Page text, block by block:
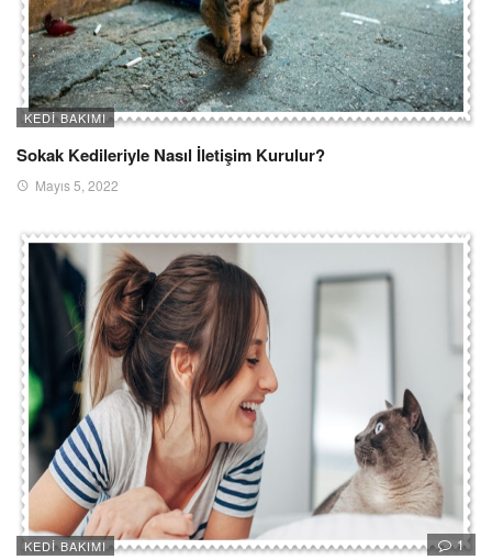
KEDI BAKIMI
Sokak Kedileriyle Nasıl İletişim Kurulur?
Mayıs 5, 2022
KEDI BAKIMI 1